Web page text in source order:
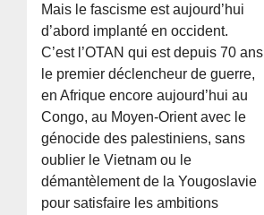
Mais le fascisme est aujourd’hui
d’abord implanté en occident.
C’est l’OTAN qui est depuis 70 ans
le premier déclencheur de guerre,
en Afrique encore aujourd’hui au
Congo, au Moyen-Orient avec le
génocide des palestiniens, sans
oublier le Vietnam ou le
démantèlement de la Yougoslavie
pour satisfaire les ambitions